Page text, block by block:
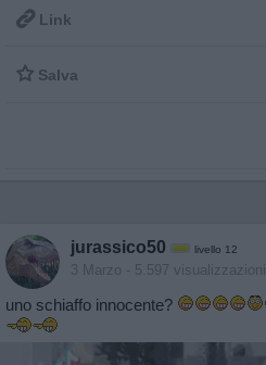
 Link
 Salva
jurassico50 livello 12
3 Marzo - 5.597 visualizzazioni
uno schiaffo innocente?